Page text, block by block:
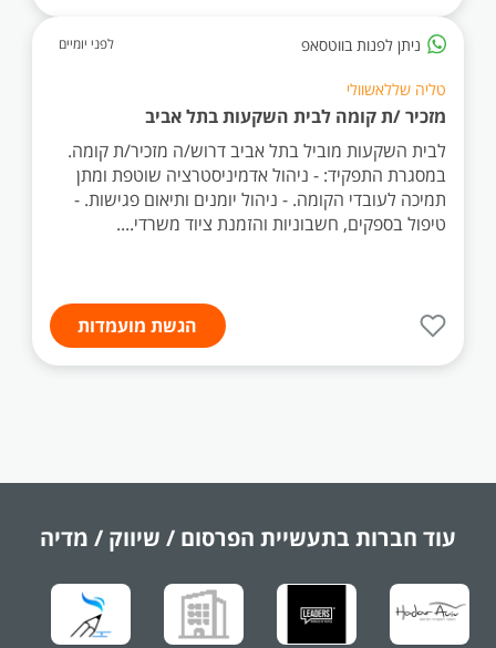
ניתן לפנות בווטסאפ לפני יומיים
טליה שללאשוולי
מזכיר /ת קומה לבית השקעות בתל אביב
לבית השקעות מוביל בתל אביב דרוש/ה מזכיר/ת קומה.
במסגרת התפקיד: - ניהול אדמיניסטרציה שוטפת ומתן
תמיכה לעובדי הקומה. - ניהול יומנים ותיאום פגישות. -
טיפול בספקים, חשבוניות והזמנת ציוד משרדי....
הגשת מועמדות
עוד חברות בתעשיית הפרסום / שיווק / מדיה